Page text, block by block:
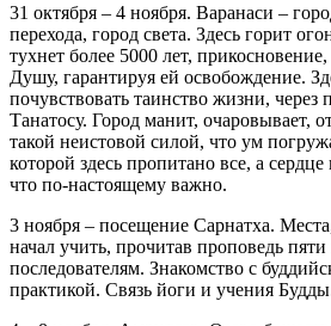
31 октября – 4 ноября. Варанаси –
перехода, город света. Здесь горит
тухнет более 5000 лет,
Душу, гарантируя ей освобождение.
почувствовать таинство жизни, через
Танатосу. Город манит, очаровывает,
такой неистовой силой, что ум
которой здесь пропитано все, а сердце
что по-настоящему важно.
3 ноября – посещение Сарнатха.
начал учить, прочитав проповедь
последователям. Знакомство с
практикой. Связь йоги и учения